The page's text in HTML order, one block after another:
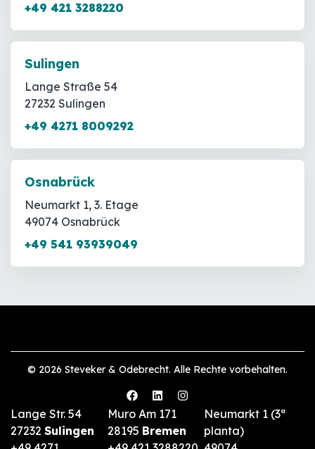
+49 421 3288220
Sulingen
Lange Straße 54
27232 Sulingen
+49 4271 8009292
Osnabrück
Neumarkt 1, 3. Etage
49074 Osnabrück
+49 541 93939049
© 2026 Steveker & Odebrecht. Alle Rechte vorbehalten.
Lange Str. 54
27232 Sulingen
Muro Am 171
28195 Bremen
Neumarkt 1 (3ª
planta)